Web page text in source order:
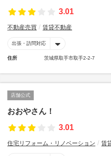
3.01
不動産売買 賃貸不動産
出張・訪問対応
住所 茨城県取手市取手2-2-7
店舗公式
おおやさん！
3.01
住宅リフォーム・リノベーション 賃